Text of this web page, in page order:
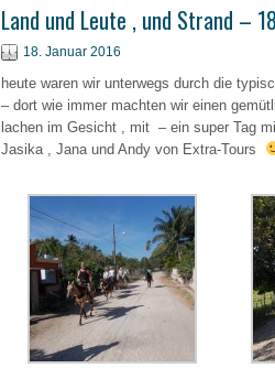
Land und Leute , und Strand –
18. Januar 2016
heute waren wir unterwegs durch die
– dort wie immer machten wir einen
lachen im Gesicht , mit – ein super Tag
Jasika , Jana und Andy von Extra-Tours